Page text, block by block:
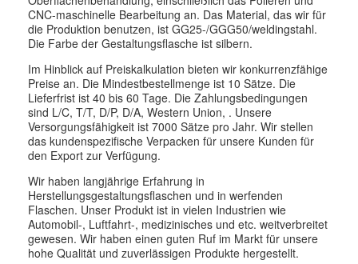
CNC-maschinelle Bearbeitung an. Das Material, das wir für
die Produktion benutzen, ist GG25-/GGG50/weldingstahl.
Die Farbe der Gestaltungsflasche ist silbern.
Im Hinblick auf Preiskalkulation bieten wir konkurrenzfähige
Preise an. Die Mindestbestellmenge ist 10 Sätze. Die
Lieferfrist ist 40 bis 60 Tage. Die Zahlungsbedingungen
sind L/C, T/T, D/P, D/A, Western Union, . Unsere
Versorgungsfähigkeit ist 7000 Sätze pro Jahr. Wir stellen
das kundenspezifische Verpacken für unsere Kunden für
den Export zur Verfügung.
Wir haben langjährige Erfahrung in
Herstellungsgestaltungsflaschen und in werfenden
Flaschen. Unser Produkt ist in vielen Industrien wie
Automobil-, Luftfahrt-, medizinisches und etc. weitverbreitet
gewesen. Wir haben einen guten Ruf im Markt für unsere
hohe Qualität und zuverlässigen Produkte hergestellt.